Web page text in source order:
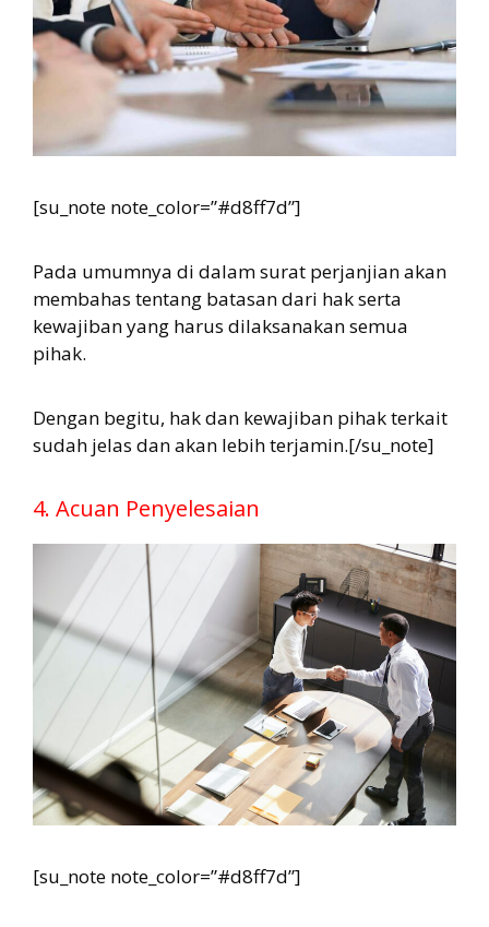
[su_note note_color=”#d8ff7d”]
Pada umumnya di dalam surat perjanjian akan
membahas tentang batasan dari hak serta
kewajiban yang harus dilaksanakan semua
pihak.
Dengan begitu, hak dan kewajiban pihak terkait
sudah jelas dan akan lebih terjamin.[/su_note]
4. Acuan Penyelesaian
[su_note note_color=”#d8ff7d”]